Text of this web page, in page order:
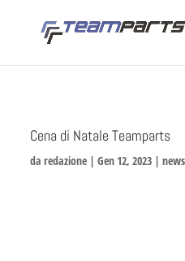
Cena di Natale Teamparts
da redazione | Gen 12, 2023 | news